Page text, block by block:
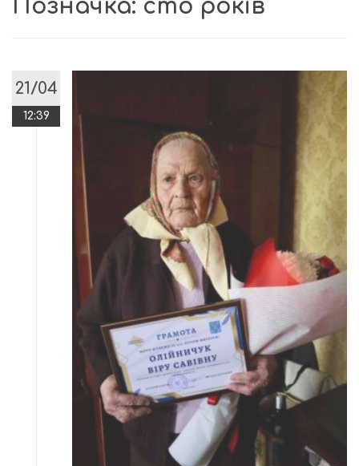
Позначка: сто років
21/04
12:39